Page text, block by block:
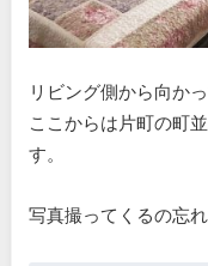
リビング側から向か
ここからは片町の町
す。
写真撮ってくるの忘